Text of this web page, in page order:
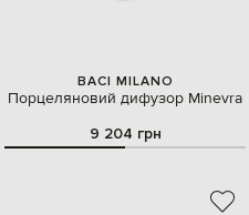
BACI MILANO
Порцеляновий дифузор Minevra
9 204 грн